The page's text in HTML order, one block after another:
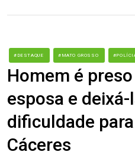
#DESTAQUE #MATO GROSSO
Homem é
esposa e
dificuldade
Cáceres